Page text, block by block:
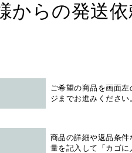
らの発送
ご希望の商品を画面
ジまでお進みください
商品の詳細や返品条
量を記入して「カゴ